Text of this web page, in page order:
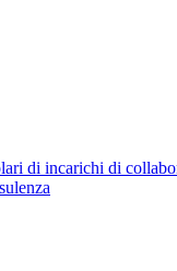
di incarichi di